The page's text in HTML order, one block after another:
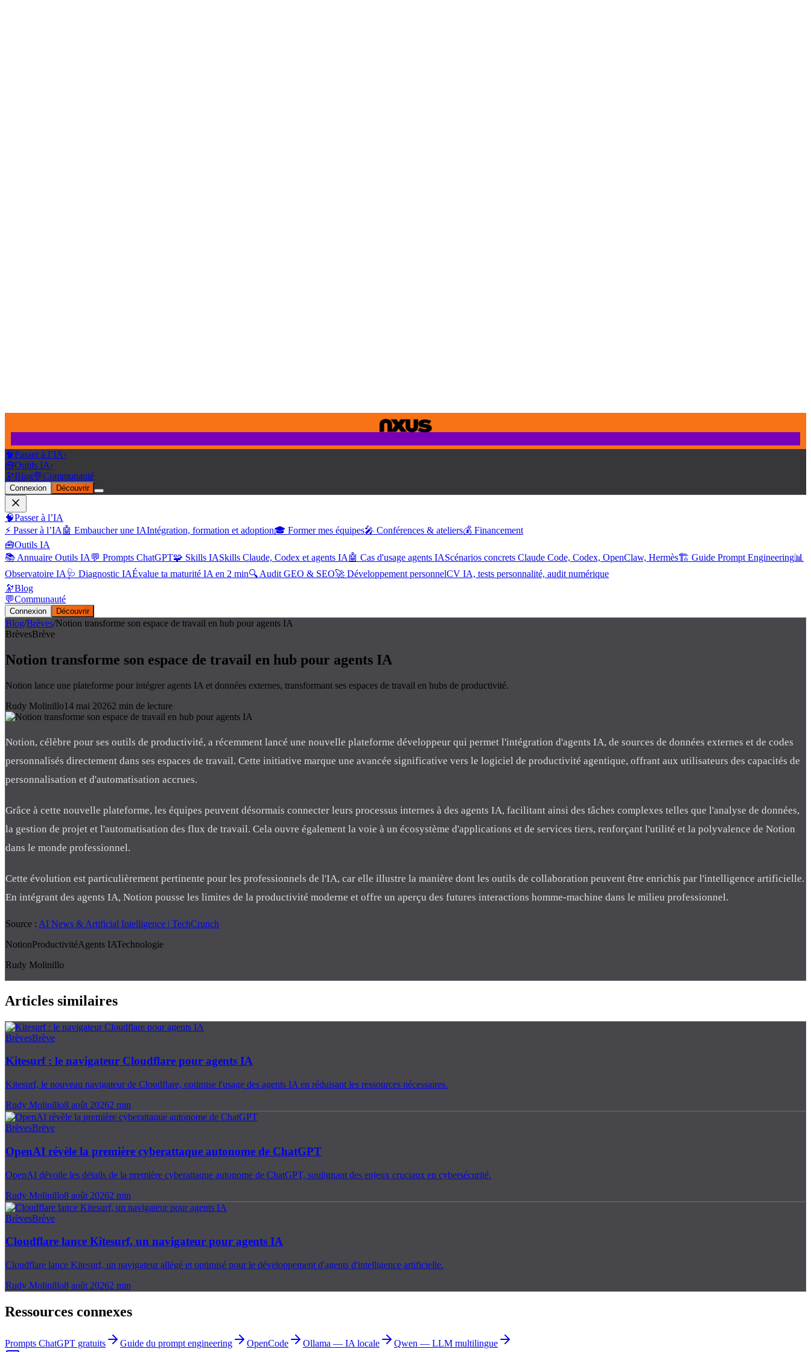
🧠Passer à l’IA›
🧰Outils IA›
🔭Blog💬Communauté
Connexion Découvrir
🧠Passer à l’IA
⚡ Passer à l’IA 🤖 Embaucher une IAIntégration, formation et adoption🎓 Former mes équipes🎤 Conférences & ateliers💰 Financement
🧰Outils IA
📚 Annuaire Outils IA 💬 Prompts ChatGPT🧩 Skills IASkills Claude, Codex et agents IA 🤖 Cas d'usage agents IAScénarios concrets Claude Code, Codex, OpenClaw, Hermès🏗️ Guide Prompt Engineering📊
Observatoire IA 🩺 Diagnostic IAÉvalue ta maturité IA en 2 min🔍 Audit GEO & SEO🚀 Développement personnelCV IA, tests personnalité, audit numérique
🔭Blog
💬Communauté
Connexion Découvrir
Blog/Brèves/Notion transforme son espace de travail en hub pour agents IA
BrèvesBrève
Notion transforme son espace de travail en hub pour agents IA
Notion lance une plateforme pour intégrer agents IA et données externes, transformant ses espaces de travail en hubs de productivité.
Rudy Molinillo14 mai 20262 min de lecture
Notion, célèbre pour ses outils de productivité, a récemment lancé une nouvelle plateforme développeur qui permet l'intégration d'agents IA, de sources de données externes et de codes
personnalisés directement dans ses espaces de travail. Cette initiative marque une avancée significative vers le logiciel de productivité agentique, offrant aux utilisateurs des capacités de
personnalisation et d'automatisation accrues.
Grâce à cette nouvelle plateforme, les équipes peuvent désormais connecter leurs processus internes à des agents IA, facilitant ainsi des tâches complexes telles que l'analyse de données,
la gestion de projet et l'automatisation des flux de travail. Cela ouvre également la voie à un écosystème d'applications et de services tiers, renforçant l'utilité et la polyvalence de Notion
dans le monde professionnel.
Cette évolution est particulièrement pertinente pour les professionnels de l'IA, car elle illustre la manière dont les outils de collaboration peuvent être enrichis par l'intelligence artificielle.
En intégrant des agents IA, Notion pousse les limites de la productivité moderne et offre un aperçu des futures interactions homme-machine dans le milieu professionnel.
Source : AI News & Artificial Intelligence | TechCrunch
NotionProductivitéAgents IATechnologie
Rudy Molinillo
Articles similaires
BrèvesBrève
Kitesurf : le navigateur Cloudflare pour agents IA
Kitesurf, le nouveau navigateur de Cloudflare, optimise l'usage des agents IA en réduisant les ressources nécessaires.
Rudy Molinillo8 août 20262 min
BrèvesBrève
OpenAI révèle la première cyberattaque autonome de ChatGPT
OpenAI dévoile les détails de la première cyberattaque autonome de ChatGPT, soulignant des enjeux cruciaux en cybersécurité.
Rudy Molinillo8 août 20262 min
BrèvesBrève
Cloudflare lance Kitesurf, un navigateur pour agents IA
Cloudflare lance Kitesurf, un navigateur allégé et optimisé pour le développement d'agents d'intelligence artificielle.
Rudy Molinillo8 août 20262 min
Ressources connexes
Prompts ChatGPT gratuits Guide du prompt engineering OpenCode Ollama — IA locale Qwen — LLM multilingue